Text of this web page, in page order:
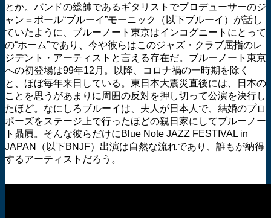
とか。バンドの総帥であるギタリストでプロデューサーのジ
ャン＝ポール“ブルーイ”モーニック（以下ブルーイ）が話し
ていたように、ブルーノート東京はインコグニートにとって
の“ホーム”であり、今や彼らはこのジャズ・クラブ屈指のレ
ジデント・アーティストと言える存在だ。ブルーノート東京
への初登場は99年12月。以降、コロナ禍の一時期を除く
と、ほぼ毎年来日している。東日本大震災直後には、日本の
ことを思うがあまりに周囲の反対を押し切って公演を決行し
たほど。なにしろブルーイは、夫人が日本人で、結婚のプロ
ポーズをステージ上で行ったほどの親日家にしてブルーノー
ト贔屓。そんな彼らだけにBlue Note JAZZ FESTIVAL in
JAPAN（以下BNJF）出演は自然な流れであり、誰もが納得
するアーティストだろう。